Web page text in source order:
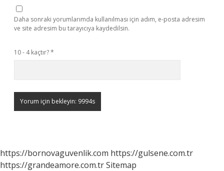
Daha sonraki yorumlarımda kullanılması için adım, e-posta adresim
ve site adresim bu tarayıcıya kaydedilsin.
10 - 4 kaçtır?*
https://bornovaguvenlik.com https://gulsene.com.tr
https://grandeamore.com.trSitemap